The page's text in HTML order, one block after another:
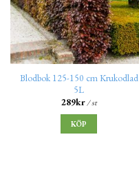
Blodbok 125-150 cm Krukodlad
5L
289kr/ st
KÖP